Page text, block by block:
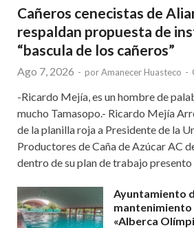
Cañeros cenecistas de
respaldan propuesta de
“bascula de los cañeros”
Ago 7, 2026 - porAmanecer Huasteco -
-Ricardo Mejía, es un hombre de
mucho Tamasopo.- Ricardo Mejía
de la planilla roja a Presidente de la
Productores de Caña de Azúcar AC
dentro de su plan de trabajo presento
Ayuntamiento
mantenimiento
«Alberca